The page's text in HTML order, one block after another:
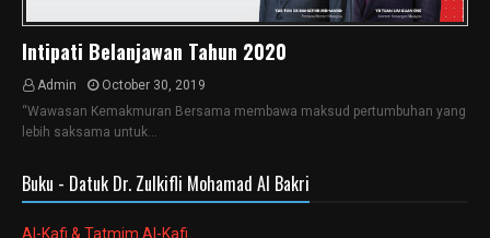
Intipati Belanjawan Tahun 2020
Admin
October 30, 2019
“Wawasan Kemakmuran Bersama membawa maksud pertumbuhan yang
lebih saksama untuk…
Buku - Datuk Dr. Zulkifli Mohamad Al Bakri
Al-Kafi & Tatmim Al-Kafi